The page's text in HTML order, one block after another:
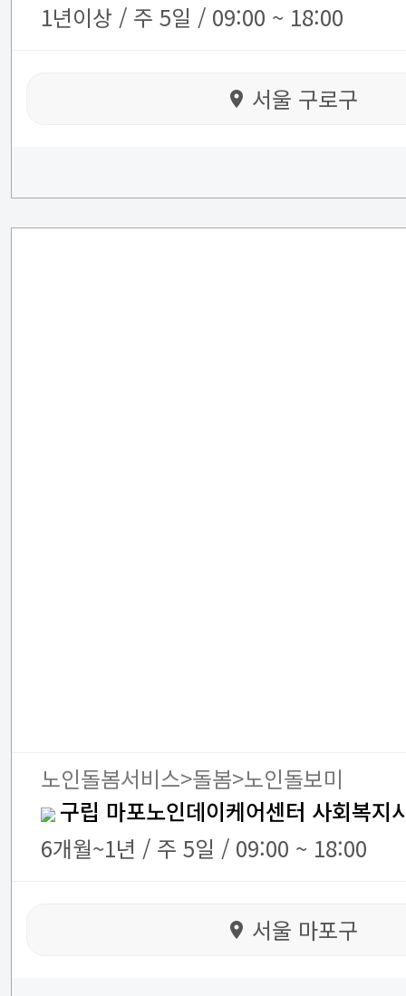
1년이상 / 주 5일 / 09:00 ~ 18:00
서울 구로구
노인돌봄서비스>돌봄>노인돌보미
구립 마포노인데이케어센터 사회복지
6개월~1년 / 주 5일 / 09:00 ~ 18:00
서울 마포구